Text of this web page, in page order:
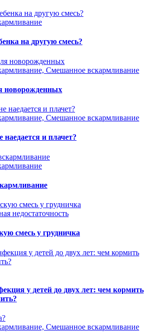
на другую смесь?
Смешанное вскармливание
новорожденных
Смешанное вскармливание
и плачет?
недостаточность
смесь у грудничка
у детей до двух лет: чем кормить
Смешанное вскармливание